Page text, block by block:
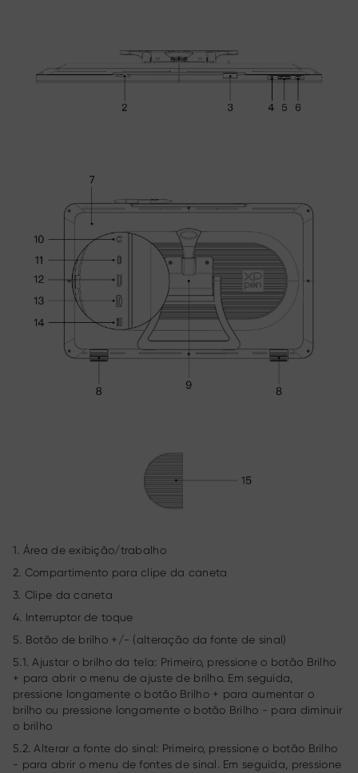
1. Área de exibição/trabalho
2. Compartimento para clipe da caneta
3. Clipe da caneta
4. Interruptor de toque
5. Botão de brilho +/- (alteração da fonte de sinal)
5.1. Ajustar o brilho da tela: Primeiro, pressione o botão Brilho
+ para abrir o menu de ajuste de brilho. Em seguida,
pressione longamente o botão Brilho + para aumentar o
brilho ou pressione longamente o botão Brilho - para diminuir
o brilho
5.2. Alterar a fonte do sinal: Primeiro, pressione o botão Brilho
- para abrir o menu de fontes de sinal. Em seguida, pressione